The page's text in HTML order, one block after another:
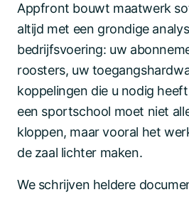
Appfront bouwt maatwerk
altijd met een grondige
bedrijfsvoering: uw
roosters, uw
koppelingen die u nodig
een sportschool moet niet
kloppen, maar vooral het
de zaal lichter maken.
We schrijven heldere